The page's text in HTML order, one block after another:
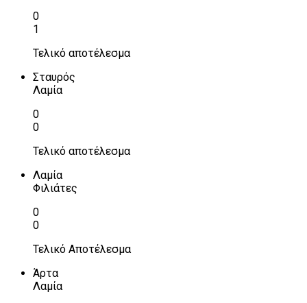
0
1
Τελικό αποτέλεσμα
Σταυρός
Λαμία
0
0
Τελικό αποτέλεσμα
Λαμία
Φιλιάτες
0
0
Τελικό Αποτέλεσμα
Άρτα
Λαμία